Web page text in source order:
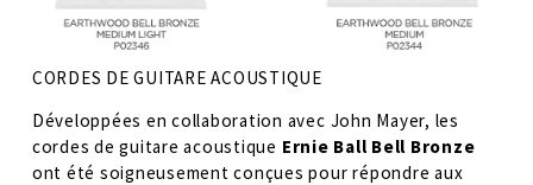
CORDES DE GUITARE ACOUSTIQUE
Développées en collaboration avec John Mayer, les
cordes de guitare acoustique Ernie Ball Bell Bronze
ont été soigneusement conçues pour répondre aux